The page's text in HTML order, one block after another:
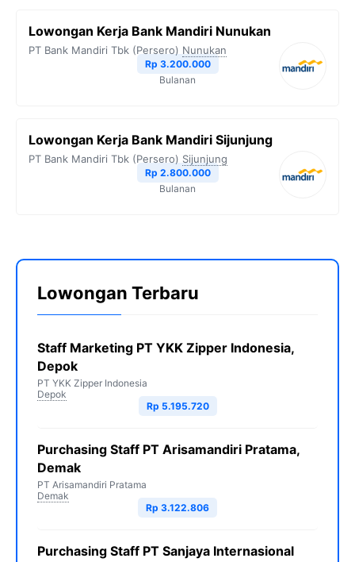
Lowongan Kerja Bank Mandiri Nunukan
PT Bank Mandiri Tbk (Persero) Nunukan
Rp 3.200.000
Bulanan
Lowongan Kerja Bank Mandiri Sijunjung
PT Bank Mandiri Tbk (Persero) Sijunjung
Rp 2.800.000
Bulanan
Lowongan Terbaru
Staff Marketing PT YKK Zipper Indonesia,
Depok
PT YKK Zipper Indonesia
Depok
Rp 5.195.720
Purchasing Staff PT Arisamandiri Pratama,
Demak
PT Arisamandiri Pratama
Demak
Rp 3.122.806
Purchasing Staff PT Sanjaya Internasional